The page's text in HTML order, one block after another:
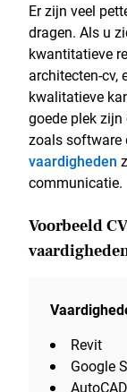
Er zijn veel
dragen. Als u
kwantitatieve
architecten-cv,
kwalitatieve
goede plek
zoals software
vaardigheden
communicatie.
Voorbeeld
Revit
Google
AutoCAD